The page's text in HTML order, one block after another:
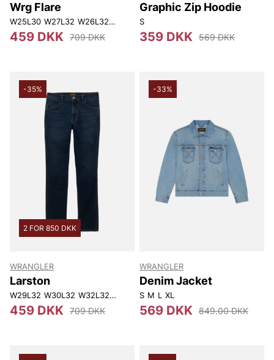
Wrg Flare
W25L30 W27L32 W26L32 W30L32
459 DKK 709 DKK
Graphic Zip Hoodie
S
359 DKK 569 DKK
-35%
2 FOR 850 DKK
WRANGLER
Larston
W29L32 W30L32 W32L32 W32L34 W33L32
459 DKK 709 DKK
-33%
WRANGLER
Denim Jacket
S M L XL
569 DKK 849.00 DKK